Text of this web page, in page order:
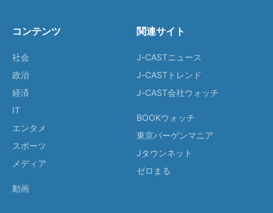
コンテンツ
社会
政治
経済
IT
エンタメ
スポーツ
メディア
動画
関連サイト
J-CASTニュース
J-CASTトレンド
J-CAST会社ウォッチ
BOOKウォッチ
東京バーゲンマニア
Jタウンネット
ゼロまる